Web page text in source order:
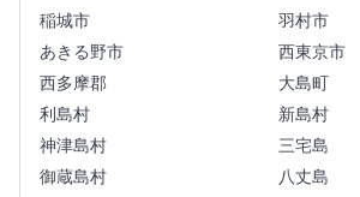
稲城市
羽村市
あきる野市
西東京市
西多摩郡
大島町
利島村
新島村
神津島村
三宅島
御蔵島村
八丈島